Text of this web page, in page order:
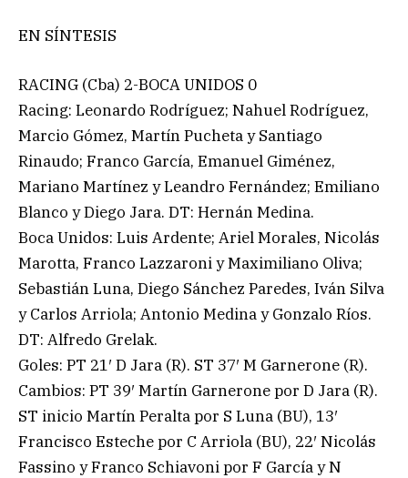
EN SÍNTESIS
RACING (Cba) 2-BOCA UNIDOS 0
Racing: Leonardo Rodríguez; Nahuel Rodríguez,
Marcio Gómez, Martín Pucheta y Santiago
Rinaudo; Franco García, Emanuel Giménez,
Mariano Martínez y Leandro Fernández; Emiliano
Blanco y Diego Jara. DT: Hernán Medina.
Boca Unidos: Luis Ardente; Ariel Morales, Nicolás
Marotta, Franco Lazzaroni y Maximiliano Oliva;
Sebastián Luna, Diego Sánchez Paredes, Iván Silva
y Carlos Arriola; Antonio Medina y Gonzalo Ríos.
DT: Alfredo Grelak.
Goles: PT 21′ D Jara (R). ST 37′ M Garnerone (R).
Cambios: PT 39′ Martín Garnerone por D Jara (R).
ST inicio Martín Peralta por S Luna (BU), 13′
Francisco Esteche por C Arriola (BU), 22′ Nicolás
Fassino y Franco Schiavoni por F García y N